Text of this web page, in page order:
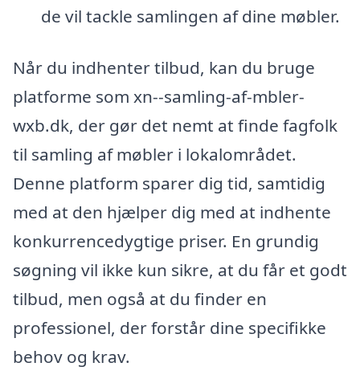
de vil tackle samlingen af dine møbler.
Når du indhenter tilbud, kan du bruge
platforme som xn--samling-af-mbler-
wxb.dk, der gør det nemt at finde fagfolk
til samling af møbler i lokalområdet.
Denne platform sparer dig tid, samtidig
med at den hjælper dig med at indhente
konkurrencedygtige priser. En grundig
søgning vil ikke kun sikre, at du får et godt
tilbud, men også at du finder en
professionel, der forstår dine specifikke
behov og krav.